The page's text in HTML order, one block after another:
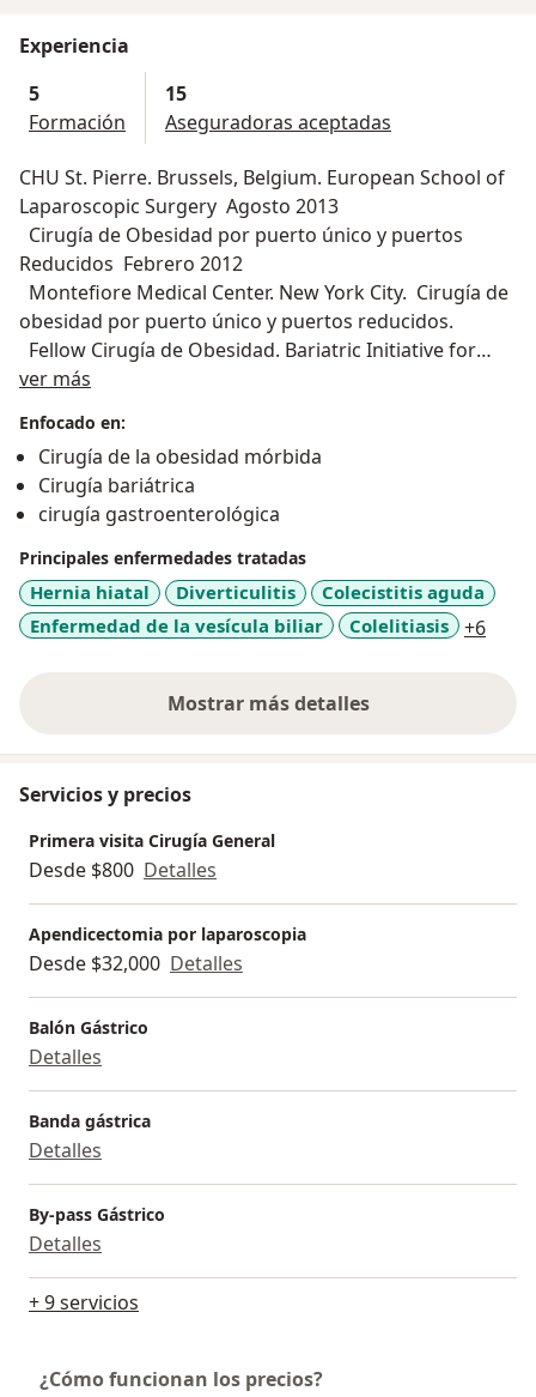
Experiencia
5
Formación
15
Aseguradoras aceptadas
CHU St. Pierre. Brussels, Belgium. European School of
Laparoscopic Surgery Agosto 2013
Cirugía de Obesidad por puerto único y puertos
Reducidos Febrero 2012
Montefiore Medical Center. New York City. Cirugía de
obesidad por puerto único y puertos reducidos.
Fellow Cirugía de Obesidad. Bariatric Initiative for
Latín América. Sao Paulo Brazil. Enero 2011
Metabólicas UNAM 2010-2011
Cirugía General. Centro Médico Nacional del Bajío
2005-2009
Medicina General en Universiad Autónoma de
Guadalajara.1998-2003
ver más
Enfocado en:
Cirugía de la obesidad mórbida
Cirugía bariátrica
cirugía gastroenterológica
Principales enfermedades tratadas
Hernia hiatal Diverticulitis
Colecistitis aguda
Enfermedad de la vesícula biliar
Colelitiasis +6
Mostrar más detalles
sobre la experiencia
Servicios y precios
Primera visita Cirugía General
Desde $800 Detalles
Apendicectomia por laparoscopia
Desde $32,000 Detalles
Balón Gástrico
Detalles
Banda gástrica
Detalles
By-pass Gástrico
Detalles
+ 9 servicios
¿Cómo funcionan los precios?